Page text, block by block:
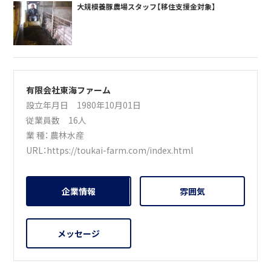
大規模養豚農場スタッフ【移住支援金対象】
有限会社東海ファーム
設立年月日 1980年10月01日
従業員数 16人
業 種： 農林水産
URL：https://toukai-farm.com/index.html
企業情報 雰囲気
メッセージ